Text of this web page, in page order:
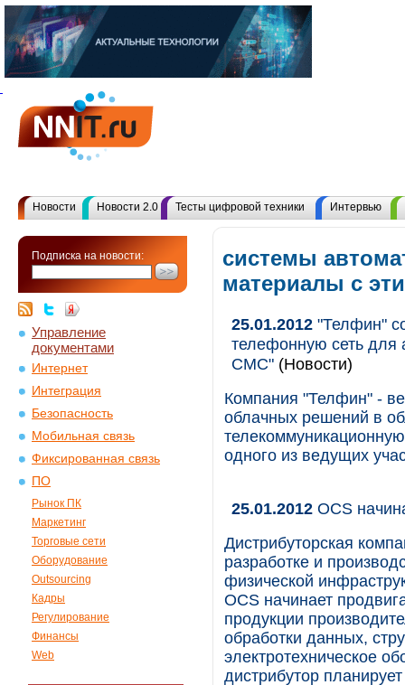
Новости Новости 2.0 Тесты цифровой техники Интервью
Подписка на новости:
Управление
документами
Интернет
Интеграция
Безопасность
Мобильная связь
Фиксированная связь
ПО
Рынок ПК
Маркетинг
Торговые сети
Оборудование
Outsourcing
Кадры
Регулирование
Финансы
Web
системы
материалы с
25.01.2012 "Телфин"
телефонную сеть для
СМС" (Новости)
Компания "Телфин" -
облачных решений в
одного из ведущих
25.01.2012 OCS
Дистрибуторская
разработке и
физической
OCS начинает
продукции
обработки данных,
электротехническое
дистрибутор